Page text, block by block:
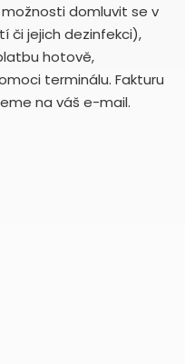
domluvit se v
či jejich dezinfekci),
hotově,
terminálu. Fakturu
na váš e-mail.